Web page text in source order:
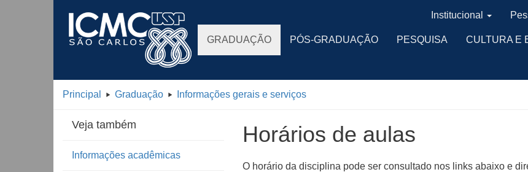
GRADUAÇÃO PÓS-GRADUAÇÃO PESQUISA CULTURA E
Institucional
Principal Graduação Informações gerais e serviços
Veja também
Informações acadêmicas
Horários de aulas
O horário da disciplina pode ser consultado nos links abaixo e